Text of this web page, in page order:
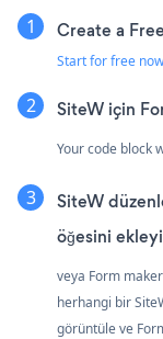
Create a
Start for free now
SiteW için
Your code block
SiteW
öğesini
veya Form
herhangi bir
görüntüle ve